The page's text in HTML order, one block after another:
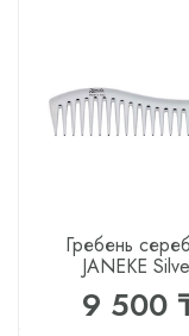
Гребень
JANEKE
9 500